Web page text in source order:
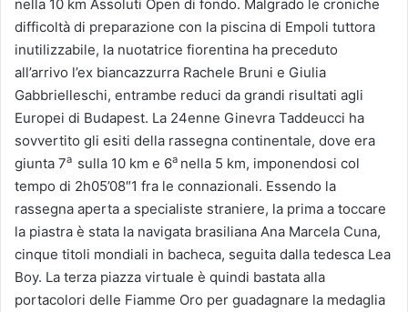
nella 10 km Assoluti Open di fondo. Malgrado le croniche
difficoltà di preparazione con la piscina di Empoli tuttora
inutilizzabile, la nuotatrice fiorentina ha preceduto
all’arrivo l’ex biancazzurra Rachele Bruni e Giulia
Gabbrielleschi, entrambe reduci da grandi risultati agli
Europei di Budapest. La 24enne Ginevra Taddeucci ha
sovvertito gli esiti della rassegna continentale, dove era
giunta 7a sulla 10 km e 6a nella 5 km, imponendosi col
tempo di 2h05’08″1 fra le connazionali. Essendo la
rassegna aperta a specialiste straniere, la prima a toccare
la piastra è stata la navigata brasiliana Ana Marcela Cuna,
cinque titoli mondiali in bacheca, seguita dalla tedesca Lea
Boy. La terza piazza virtuale è quindi bastata alla
portacolori delle Fiamme Oro per guadagnare la medaglia